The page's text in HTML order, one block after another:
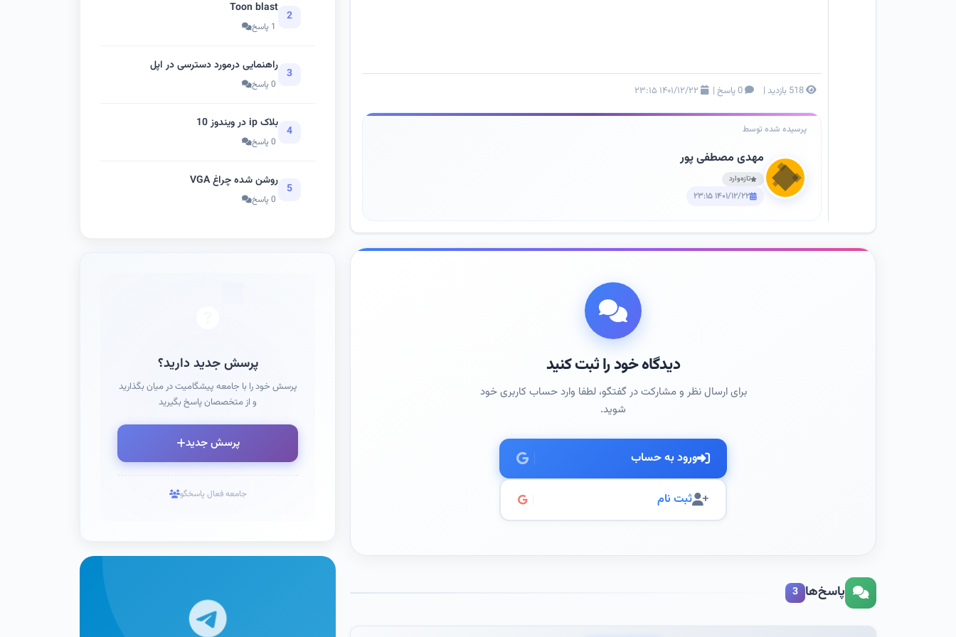
518 بازدید | 0 پاسخ |
پرسیده شده توسط
مهدی مصطفی پور
تازه‌وارد
۱۴۰۱/۱۲/۲۲ ۲۳:۱۵
دیدگاه خود را ثبت کنید
برای ارسال نظر و مشارکت در گفتگو، لطفا وارد حساب کاربری خود
شوید.
ورود به حساب
ثبت نام
پاسخ‌ها 3
2
Toon blast
1 پاسخ
3
راهنمایی درمورد دسترسی در اپل
0 پاسخ
4
بلاک ip در ویندوز 10
0 پاسخ
5
روشن شده چراغ VGA
0 پاسخ
پرسش جدید دارید؟
پرسش خود را با جامعه پیشگامیت در میان بگذارید
و از متخصصان پاسخ بگیرید
پرسش جدید
جامعه فعال پاسخگو